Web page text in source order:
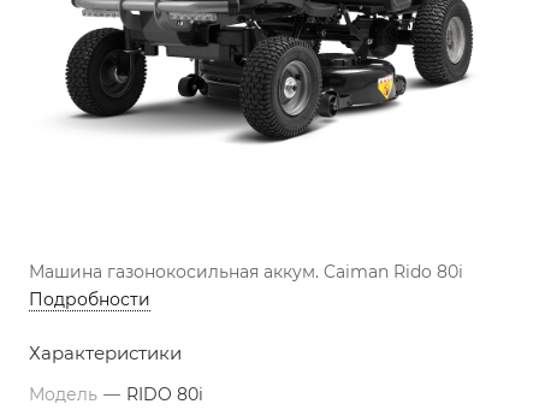
Машина газонокосильная аккум. Caiman Rido 80i
Подробности
Характеристики
Модель — RIDO 80i